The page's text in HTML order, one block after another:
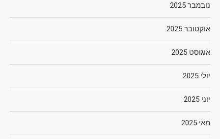
נובמבר 2025
אוקטובר 2025
אוגוסט 2025
יולי 2025
יוני 2025
מאי 2025